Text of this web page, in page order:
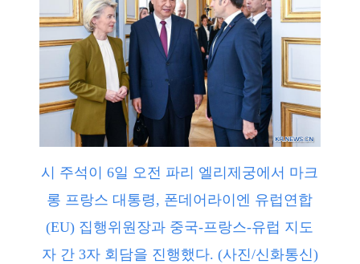
시 주석이 6일 오전 파리 엘리제궁에서 마크
롱 프랑스 대통령, 폰데어라이엔 유럽연합
(EU) 집행위원장과 중국-프랑스-유럽 지도
자 간 3자 회담을 진행했다. (사진/신화통신)